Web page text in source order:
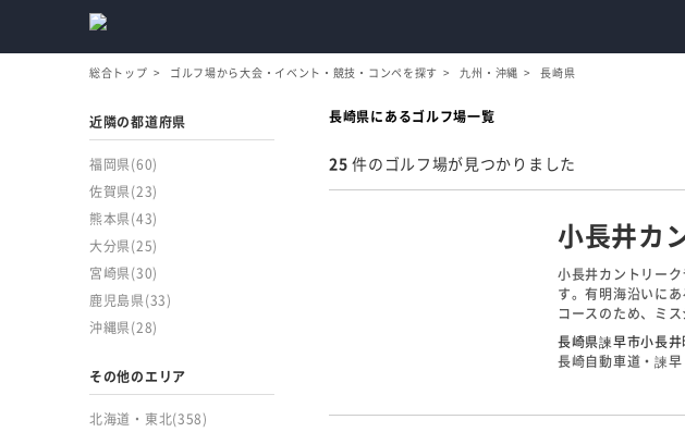
総合トップ ゴルフ場から大会・イベント・競技・コンペを探す 九州・沖縄 長崎県
近隣の都道府県
福岡県 (60)
佐賀県 (23)
熊本県 (43)
大分県 (25)
宮崎県 (30)
鹿児島県 (33)
沖縄県 (28)
その他のエリア
北海道・東北(358)
長崎県にあるゴルフ場一覧
25 件のゴルフ場が見つかりました
小長井カ
小長井カントリー
す。有明海沿いに
コースのため、ミ
イやスタンスの変
長崎県諫早市小長
長崎自動車道・諫